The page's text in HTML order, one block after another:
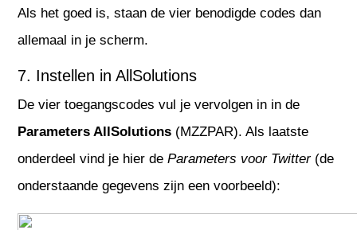
Als het goed is, staan de vier benodigde codes dan
allemaal in je scherm.
7. Instellen in AllSolutions
De vier toegangscodes vul je vervolgen in in de
Parameters AllSolutions (MZZPAR). Als laatste
onderdeel vind je hier deParameters voor Twitter(de
onderstaande gegevens zijn een voorbeeld):